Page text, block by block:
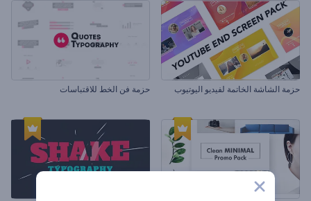
حزمة الشاشة الخاتمة لفيديو اليوتيوب حزمة فن الخط للاقتباسات